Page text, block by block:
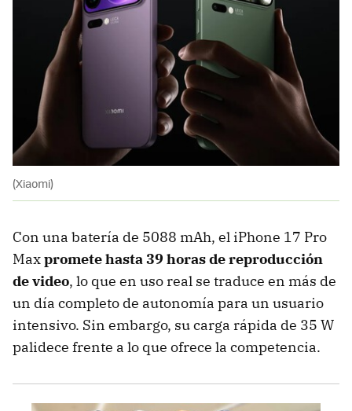
(Xiaomi)
Con una batería de 5088 mAh, el iPhone 17 Pro
Maxpromete hasta39 horas de reproducción
de video, lo que en uso real se traduce en más de
un día completo de autonomía para un usuario
intensivo. Sin embargo, su carga rápida de 35 W
palidece frente a lo que ofrece la competencia.